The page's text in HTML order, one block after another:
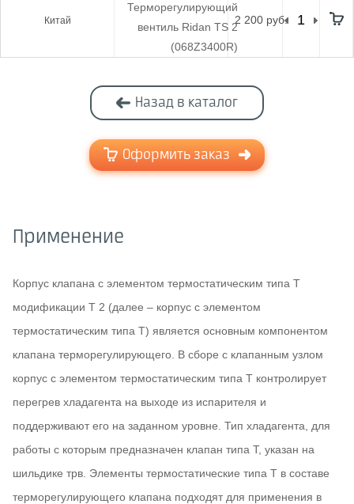
Китай
Терморегулирующий
вентиль Ridan TS 2
(068Z3400R)
2 200 руб.
Назад в каталог
Оформить заказ
Применение
Корпус клапана с элементом термостатическим типа Т
модификации T 2 (далее – корпус с элементом
термостатическим типа T) является основным компонентом
клапана терморегулирующего. В сборе с клапанным узлом
корпус с элементом термостатическим типа T контролирует
перегрев хладагента на выходе из испарителя и
поддерживают его на заданном уровне. Тип хладагента, для
работы с которым предназначен клапан типа T, указан на
шильдике трв. Элементы термостатические типа Т в составе
терморегулирующего клапана подходят для применения в